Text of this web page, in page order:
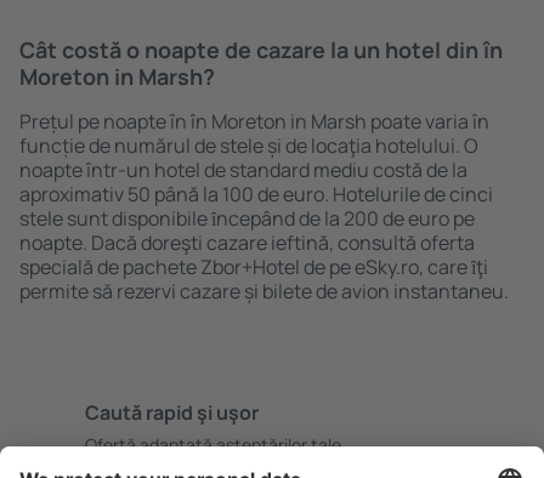
Cât costă o noapte de cazare la un hotel din în
Moreton in Marsh?
Prețul pe noapte în în Moreton in Marsh poate varia în
funcție de numărul de stele și de locaţia hotelului. O
noapte într-un hotel de standard mediu costă de la
aproximativ 50 până la 100 de euro. Hotelurile de cinci
stele sunt disponibile ȋncepând de la 200 de euro pe
noapte. Dacă doreşti cazare ieftină, consultă oferta
specială de pachete Zbor+Hotel de pe eSky.ro, care ȋţi
permite să rezervi cazare și bilete de avion instantaneu.
Caută rapid şi uşor
Ofertă adaptată aşteptărilor tale.